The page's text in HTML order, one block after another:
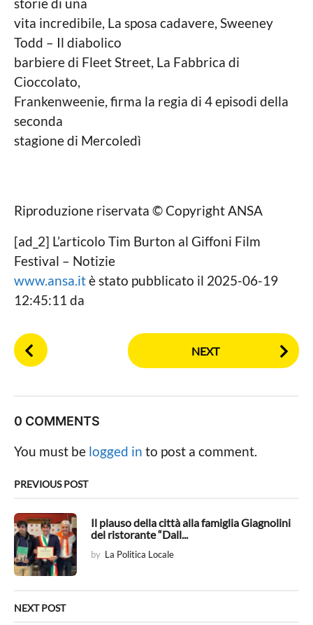
vita incredibile, La sposa cadavere, Sweeney
Todd – Il diabolico
barbiere di Fleet Street, La Fabbrica di
Cioccolato,
Frankenweenie, firma la regia di 4 episodi della
seconda
stagione di Mercoledì
Riproduzione riservata © Copyright ANSA
[ad_2] L’articolo Tim Burton al Giffoni Film
Festival – Notizie
www.ansa.itè stato pubblicato il 2025-06-19
12:45:11 da
P
o
P
a
g
n
t
i
o
n
NEXT
0 COMMENTS
You must be logged in to post a comment.
PREVIOUS POST
Il plauso della città alla famiglia Giagnolini
del ristorante “Dall...
by La Politica Locale
NEXT POST